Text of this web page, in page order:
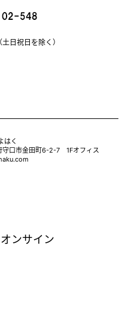
日祝日を除く）
はく
守口市金田町6-2-7 1Fオフィス
ンサイン